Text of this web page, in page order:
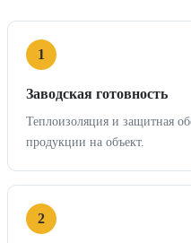
1
Заводская готовность
Теплоизоляция и защитная
продукции на объект.
2